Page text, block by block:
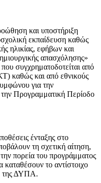
και υποστήριξη
εκπαίδευση καθώς
ηλικίας, εφήβων και
απασχόλησης»
συγχρηματοδοτείται από
καθώς και από εθνικούς
για την
Προγραμματική Περίοδο
ένταξης στο
τη σχετική αίτηση,
πορεία του προγράμματος
καταθέσουν το αντίστοιχο
της ΔΥΠΑ.